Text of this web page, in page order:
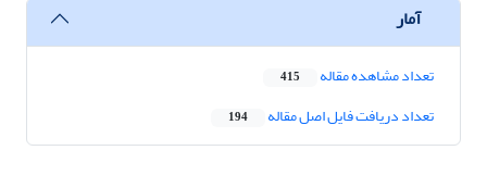
آمار
تعداد مشاهده مقاله 415
تعداد دریافت فایل اصل مقاله 194